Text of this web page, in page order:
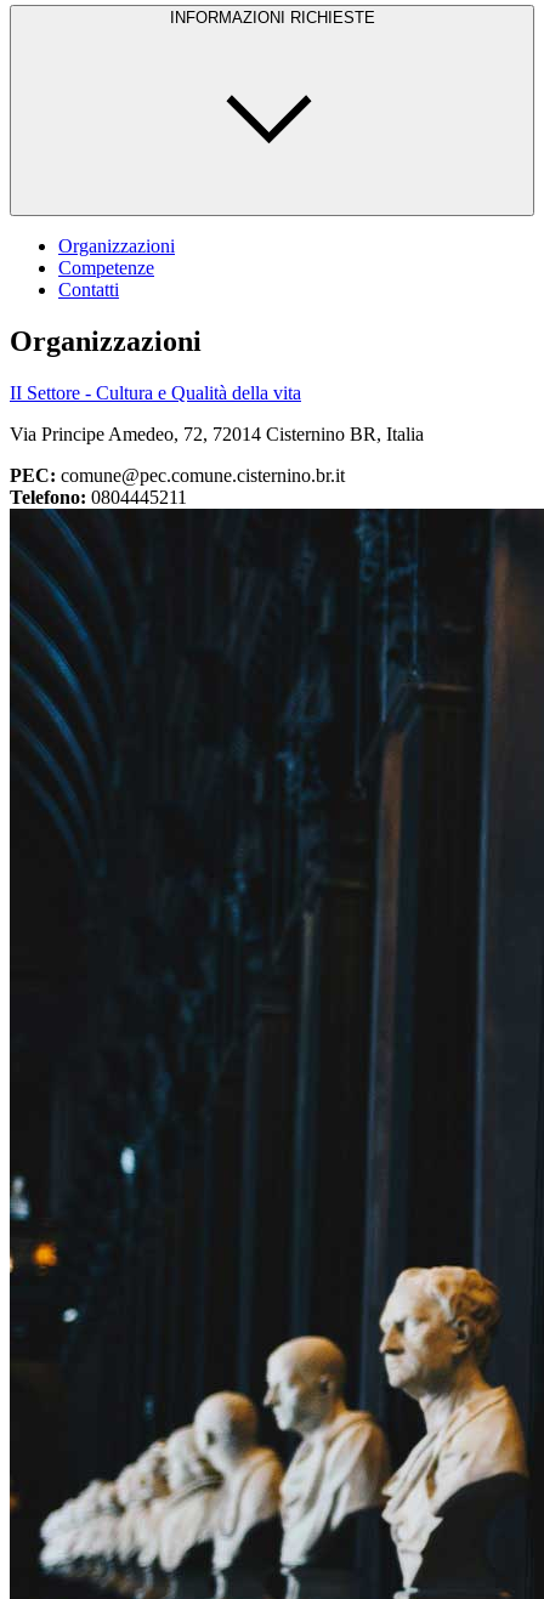
INFORMAZIONI RICHIESTE
Organizzazioni
Competenze
Contatti
Organizzazioni
II Settore - Cultura e Qualità della vita
Via Principe Amedeo, 72, 72014 Cisternino BR, Italia
PEC: comune@pec.comune.cisternino.br.it
Telefono: 0804445211